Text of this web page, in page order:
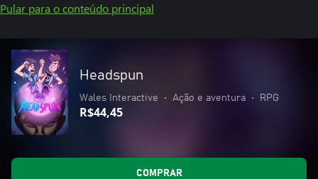
Pular para o conteúdo principal
Headspun
Wales Interactive • Ação e aventura • RPG
R$44,45
COMPRAR